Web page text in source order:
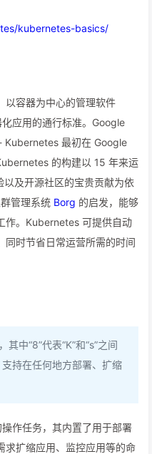
kubernetes-basics/
以容器为中心的管理软件
应用的通行标准。Google
Kubernetes 最初在 Google
的构建以 15 年来运
及开源社区的宝贵贡献为依
管理系统 Borg 的启发，能够
作。Kubernetes 可提供自动
同时节省日常运营所需的时间
中“8”代表“K”和“s”之间
持在任何地方部署、扩缩
作任务，其内置了用于部署
求扩缩应用、监控应用等的命